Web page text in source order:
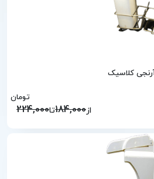
کلاسیک
از184,000تا224,000
تومان